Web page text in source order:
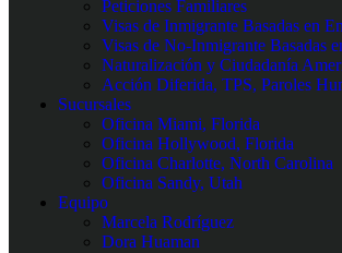
Peticiones Familiares
Visas de Inmigrante Basadas en
Visas de No-Inmigrante Basadas
Naturalización y Ciudadanía
Acción Diferida, TPS, Paroles
Sucursales
Oficina Miami, Florida
Oficina Hollywood, Florida
Oficina Charlotte, North Carolina
Oficina Sandy, Utah
Equipo
Marcela Rodríguez
Dora Huaman